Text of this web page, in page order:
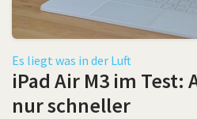
Es liegt was in der Luft
iPad Air M3 im Test:
nur schneller